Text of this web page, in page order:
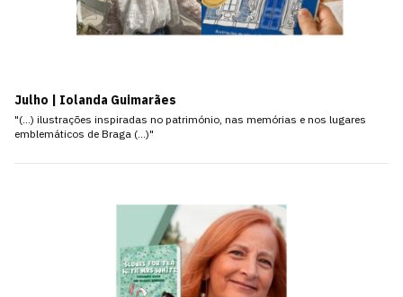
Julho | Iolanda Guimarães
"(…) ilustrações inspiradas no património, nas memórias e nos lugares
emblemáticos de Braga (…)"